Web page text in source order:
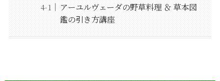
アーユルヴェーダの野草料理 ＆ 草本図
鑑の引き方講座